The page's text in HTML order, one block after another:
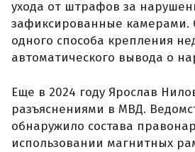
ухода от штрафов за
зафиксированные камерами.
одного способа крепления
автоматического вывода о
Еще в 2024 году Ярослав
разъяснениями в МВД.
обнаружило состава
использовании магнитных